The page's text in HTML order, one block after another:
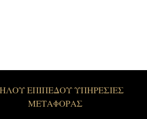
ΕΠΙΠΕΔΟΥ ΥΠΗΡΕΣΙΕΣ
ΜΕΤΑΦΟΡΑΣ